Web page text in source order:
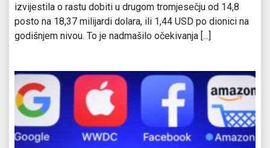
izvijestila o rastu dobiti u drugom tromjesečju od 14,8
posto na 18,37 milijardi dolara, ili 1,44 USD po dionici na
godišnjem nivou. To je nadmašilo očekivanja [...]